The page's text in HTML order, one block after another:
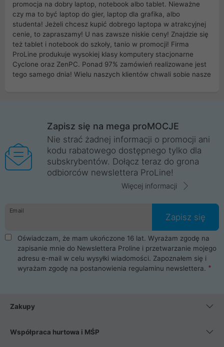
promocja na dobry laptop, notebook albo tablet. Nieważne
czy ma to być laptop do gier, laptop dla grafika, albo
studenta! Jeżeli chcesz kupić dobrego laptopa w atrakcyjnej
cenie, to zapraszamy! U nas zawsze niskie ceny! Znajdzie się
też tablet i notebook do szkoły, tanio w promocji! Firma
ProLine produkuje wysokiej klasy komputery stacjonarne
Cyclone oraz ZenPC. Ponad 97% zamówień realizowane jest
tego samego dnia! Wielu naszych klientów chwali sobie nasze
Wrocław, Poznań, Legnica, Katowice, Gliwice, Kalisz, Bytom,
Trzebnica, Opole. Szybka i profesjonalna obsługa!
ProLine to polska firma ze 100% polskim kapitałem. Działamy
legalnie i płacimy podatki w naszym kraju! Posiadamy siedzibę
główną w Mirkowie oraz salony na terenie kraju. Cała
komunikacja ze sklepem komputerowym ProLine jest
danych osobowych. Dlatego zakup notebooka albo laptopa w
ProLine to czysta przyjemność i pełne bezpieczeństwo.
Zaopatrzysz się u nas w akcesoria i części komputerowe
takie jak procesory, karty graficzne, płyty główne, pamięci,
dyski SSD, M.2 oraz HDD. Nasi pracownicy pomogą Ci wybrać
najlepszy zasilacz komputerowy oraz obudowę do komputera.
Poza komputerami mamy również najlepsze na rynku
Smartfony takich producentów jak Xiaomi, Apple, Samsung i
wentylatory. Na koniec mając już to wszystko, możesz
Zapisz się na mega proMOCJE
Nie strać żadnej informacji o promocji ani
kodu rabatowego dostępnego tylko dla
subskrybentów. Dołącz teraz do grona
odbiorców newslettera ProLine!
Więcej informacji
Email
Zapisz się
Oświadczam, że mam ukończone 16 lat. Wyrażam zgodę na
zapisanie mnie do Newslettera Proline i przetwarzanie mojego
adresu e-mail w celu wysyłki wiadomości. Zapoznałem się i
wyrażam zgodę na postanowienia regulaminu newslettera.
Zakupy
Współpraca hurtowa i MŚP